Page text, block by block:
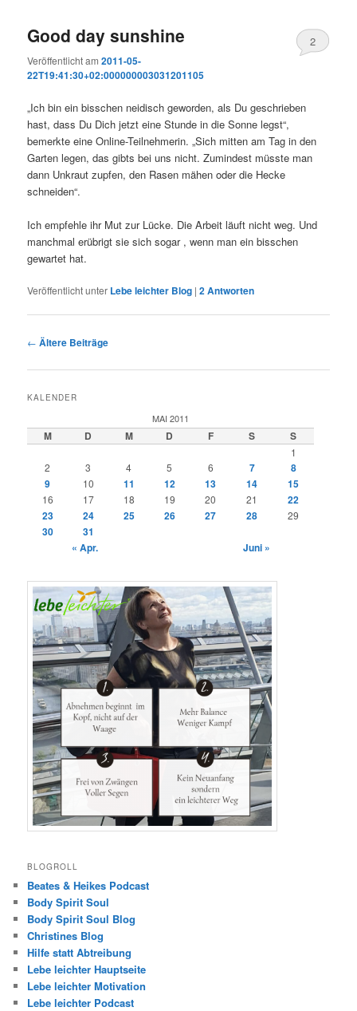
Good day sunshine
Veröffentlicht am2011-05-
22T19:41:30+02:000000003031201105
2
„Ich bin ein bisschen neidisch geworden, als Du geschrieben
hast, dass Du Dich jetzt eine Stunde in die Sonne legst“,
bemerkte eine Online-Teilnehmerin. „Sich mitten am Tag in den
Garten legen, das gibts bei uns nicht. Zumindest müsste man
dann Unkraut zupfen, den Rasen mähen oder die Hecke
schneiden“.
Ich empfehle ihr Mut zur Lücke. Die Arbeit läuft nicht weg. Und
manchmal erübrigt sie sich sogar , wenn man ein bisschen
gewartet hat.
Veröffentlicht unter Lebe leichter Blog |2Antworten
Beitragsnavigation
← Ältere Beiträge
KALENDER
MAI 2011
M D M D F S S
1
2
3 4 5 6 7
8
9
10 11 12 13 14 15
16 17 18 19 20 21
22
23
24 25 26 27 28 29
30
31
« Apr.
Juni »
BLOGROLL
Beates & Heikes Podcast
Body Spirit Soul
Body Spirit Soul Blog
Christines Blog
Hilfe statt Abtreibung
Lebe leichter Hauptseite
Lebe leichter Motivation
Lebe leichter Podcast